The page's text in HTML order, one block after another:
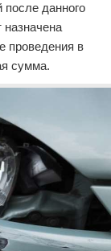
данного
назначена
проведения в
сумма.